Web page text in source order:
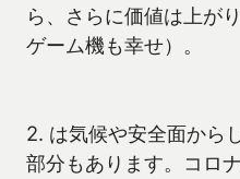
ら、さらに価値は上が
ゲーム機も幸せ）。
2. は気候や安全面から
部分もあります。コロ